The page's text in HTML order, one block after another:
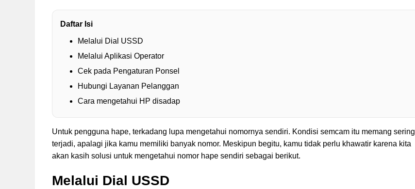
Daftar Isi
Melalui Dial USSD
Melalui Aplikasi Operator
Cek pada Pengaturan Ponsel
Hubungi Layanan Pelanggan
Cara mengetahui HP disadap
Untuk pengguna hape, terkadang lupa mengetahui nomornya sendiri. Kondisi semcam itu memang sering
terjadi, apalagi jika kamu memiliki banyak nomor. Meskipun begitu, kamu tidak perlu khawatir karena kita
akan kasih solusi untuk mengetahui nomor hape sendiri sebagai berikut.
Melalui Dial USSD